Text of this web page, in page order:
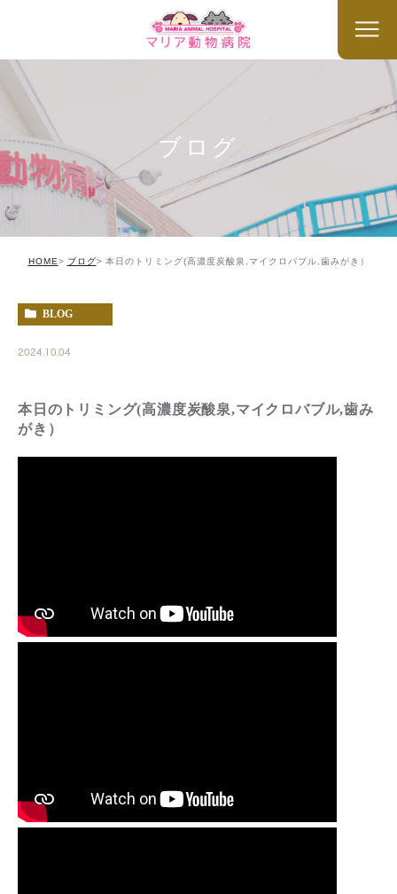
ブログ
HOME ブログ 本日のトリミング(高濃度炭酸泉,マイクロバブル,歯みがき）
BLOG
2024.10.04
本日のトリミング(高濃度炭酸泉,マイクロバブル,歯み
がき）